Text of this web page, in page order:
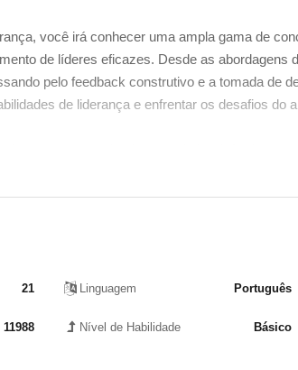
você irá conhecer uma ampla gama de
de líderes eficazes. Desde as abordagens
pelo feedback construtivo e a tomada de
de liderança e enfrentar os desafios do
um ambiente inclusivo e diversificado.
tarefas, avaliar o desempenho e identificar
se capacitar com conhecimentos práticos,
complexidades da liderança e as habilidades
21 Linguagem Português
11988 Nível de Habilidade Básico